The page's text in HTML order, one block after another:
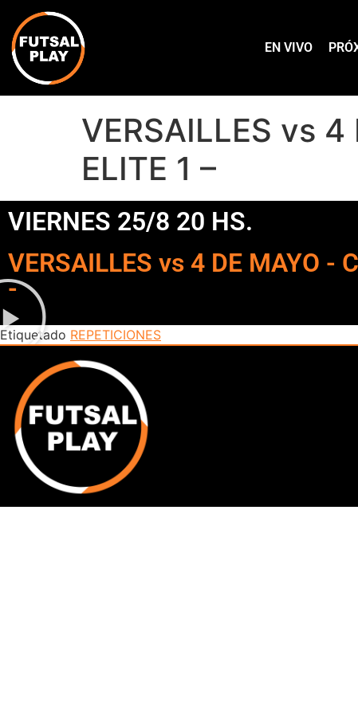
EN VIVO
VERSAILLES vs 4
ELITE 1 –
VIERNES 25/8 20 HS.
VERSAILLES vs 4 DE MAYO -
-
Etiquetado REPETICIONES